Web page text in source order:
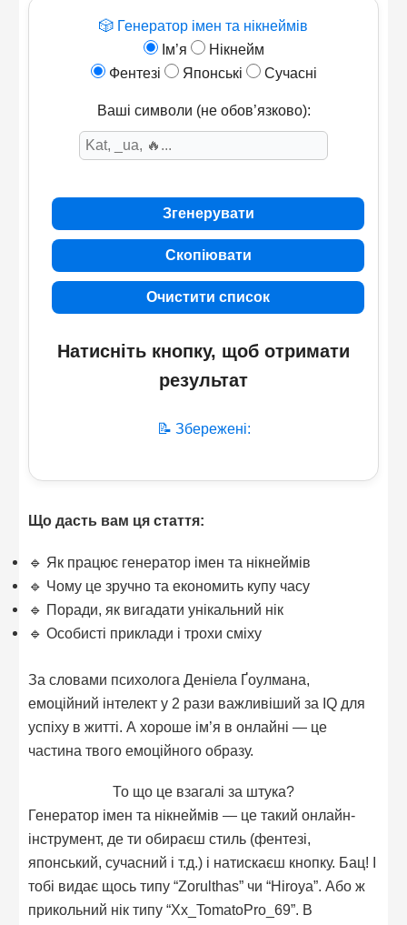
🎲 Генератор імен та нікнеймів
Ім’я
Нікнейм
Фентезі
Японські Сучасні
Ваші символи (не обов’язково):
Згенерувати
Скопіювати
Очистити список
Натисніть кнопку, щоб отримати
результат
📝 Збережені:
Що дасть вам ця стаття:
🔹 Як працює генератор імен та нікнеймів
🔹 Чому це зручно та економить купу часу
🔹 Поради, як вигадати унікальний нік
🔹 Особисті приклади і трохи сміху
За словами психолога Деніела Ґоулмана,
емоційний інтелект у 2 рази важливіший за IQ для
успіху в житті. А хороше ім’я в онлайні — це
частина твого емоційного образу.
То що це взагалі за штука?
Генератор імен та нікнеймів — це такий онлайн-
інструмент, де ти обираєш стиль (фентезі,
японський, сучасний і т.д.) і натискаєш кнопку. Бац! І
тобі видає щось типу “Zorulthas” чи “Hiroya”. Або ж
прикольний нік типу “Xx_TomatoPro_69”. В